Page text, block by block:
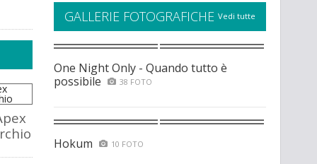
GALLERIE FOTOGRAFICHE Vedi tutte
One Night Only - Quando tutto è
possibile
38 FOTO
Hokum 10 FOTO